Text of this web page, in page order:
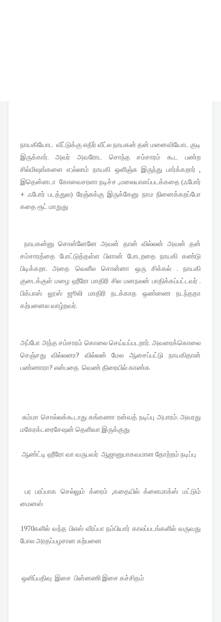
நாயகியோட வீட்டுக்கு எதிர் வீட்ல நாயகன் தன் மனைவியோட குடி
இருக்கார். அவர் அவரோட சொந்த சம்சாரம் கூட பண்ற
சில்மிஷங்களை எ;ல்லாம் நாயகி ஒளிஞ்சு இருந்து பார்க்கறார் ,
இதென்னடா கோவைசரளா நடிச்ச ,மலையாளப்படக்கதை (ஃபோர்
+ ஃபோர் படத்துல) ரேஞ்சுக்கு இருக்கேனு நாம நினைக்கறப்போ
கதை ரூட் மாறுது
நாயகன்னு சொன்னேனே அவன் தான் வில்லன் அவன் தன்
சம்சாரத்தை போட்டுத்தள்ள பிளான் போடறதை நாயகி கண்டு
பிடிக்கறா. அதை வெளீல சொன்னா ஒரு சிக்கல் . நாயகி
குடைக்குள் மழை ஹீரோ மாதிரி சில மனநலன் பாதிக்கப்பட்டவர் .
பிக்பாஸ் லூஸ் ஜூலி மாதிரி நடக்காத ஒண்ணை நடந்ததா
கற்பனைல வாழ்றவர்.
அப்போ அந்த சம்சாரம் கொலை செய்யப்படறார். அவரைக்கொலை
செஞ்சது வில்லனா? வில்லன் மேல ஆசைப்பட்டு நாயகிதான்
பண்ணாரா? என்பதை வெண் திரையில் காண்க
சும்மா சொல்லக்கூடாது கங்கணா ரன்வத் நடிப்பு அபாரம். அவரது
மகேரக்டரைசேஷன் தெளிவா இருக்குது
ஆண்ட்டி ஹீரோ வா வருபவர் ஆஜானுபாகவமான தோற்றம் நடிப்பு
பர பரப்பாக செல்லும் க்ரைம் ,கதையில் க்ளைமாக்ஸ் மட்டும்
மைனஸ்
1970களில் வந்த பிஎஸ் வீரப்பா நம்பியார் காலப்படங்களில் வருவது
போல அரதப்பழசான கற்பனை
ஒளிப்பதிவு இசை பின்னணி இசை கச்சிதம்